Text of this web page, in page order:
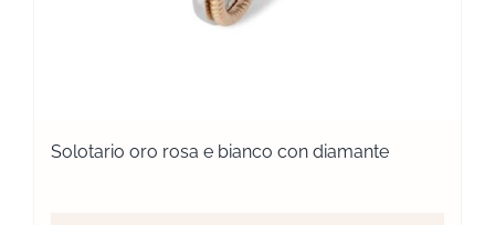
Solotario oro rosa e bianco con diamante